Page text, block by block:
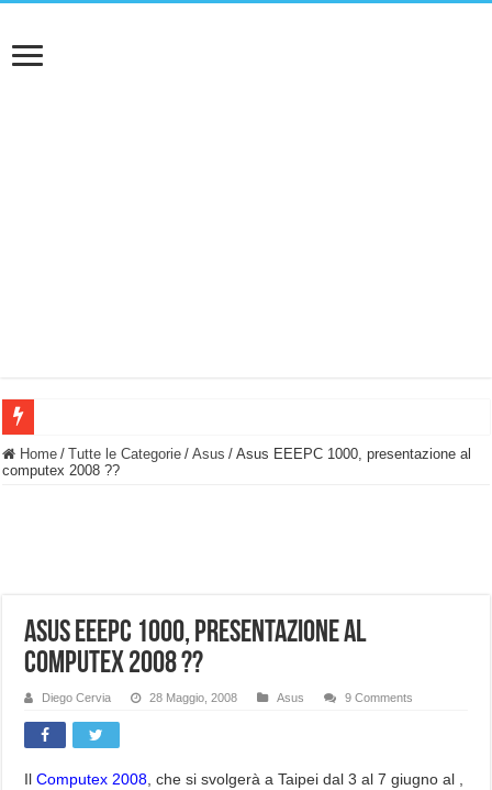
BASTA FATICARE! Questo robot tagliaerba lo appoggi e fa tutto lui! (Senza
Cecotec Millor, recensione della mountain bike elettrica biammortizzata.
Chi l’ha detto che gli Open-Ear suonano male? Recensione EarFun Clip 2
BENKS OMNIWARRIOR: Più di un semplice vetro temperato!
Brondi Amico Vero 4G: Focus su SOS, sicurezza e controllo da remoto.
Home / Tutte le Categorie / Asus / Asus EEEPC 1000, presentazione al
computex 2008 ??
Asus EEEPC 1000, presentazione al
computex 2008 ??
Diego Cervia 28 Maggio, 2008 Asus 9 Comments
IlComputex 2008 , che si svolgerà a Taipei dal 3 al 7 giugno al ,